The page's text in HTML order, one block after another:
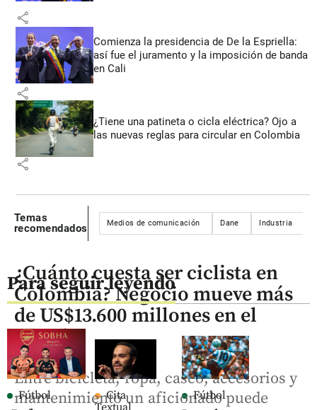
share
Comienza la presidencia de De la Espriella:
así fue el juramento y la imposición de banda
en Cali
share
¿Tiene una patineta o cicla eléctrica? Ojo a
las nuevas reglas para circular en Colombia
share
Temas
recomendados
Medios de comunicación Dane Industria
Para seguir leyendo
Fútbol
Cita
Fútbol
¿Cuánto cuesta ser ciclista en
Colombia? Negocio mueve más
de US$13.600 millones en el
mundo
Entre bicicleta, ropa, casco, accesorios y
mantenimiento un aficionado puede